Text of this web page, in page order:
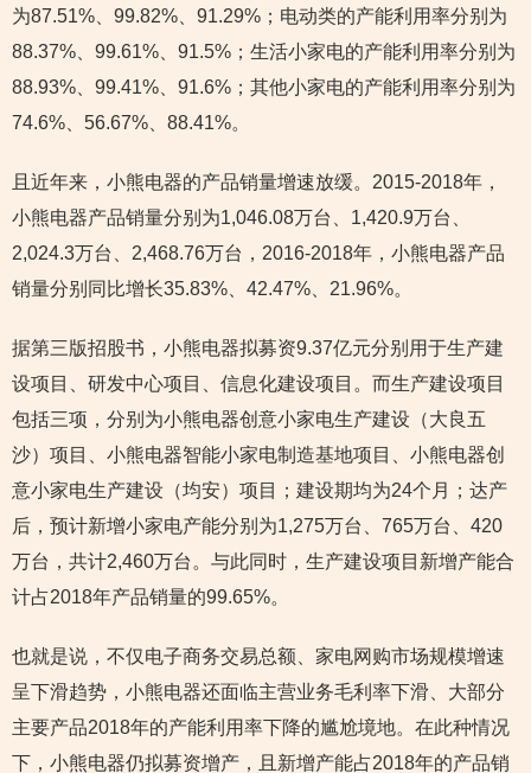
为87.51%、99.82%、91.29%；电动类的产能利用率分别为
88.37%、99.61%、91.5%；生活小家电的产能利用率分别为
88.93%、99.41%、91.6%；其他小家电的产能利用率分别为
74.6%、56.67%、88.41%。
且近年来，小熊电器的产品销量增速放缓。2015-2018年，
小熊电器产品销量分别为1,046.08万台、1,420.9万台、
2,024.3万台、2,468.76万台，2016-2018年，小熊电器产品
销量分别同比增长35.83%、42.47%、21.96%。
据第三版招股书，小熊电器拟募资9.37亿元分别用于生产建
设项目、研发中心项目、信息化建设项目。而生产建设项目
包括三项，分别为小熊电器创意小家电生产建设（大良五
沙）项目、小熊电器智能小家电制造基地项目、小熊电器创
意小家电生产建设（均安）项目；建设期均为24个月；达产
后，预计新增小家电产能分别为1,275万台、765万台、420
万台，共计2,460万台。与此同时，生产建设项目新增产能合
计占2018年产品销量的99.65%。
也就是说，不仅电子商务交易总额、家电网购市场规模增速
呈下滑趋势，小熊电器还面临主营业务毛利率下滑、大部分
主要产品2018年的产能利用率下降的尴尬境地。在此种情况
下，小熊电器仍拟募资增产，且新增产能占2018年的产品销